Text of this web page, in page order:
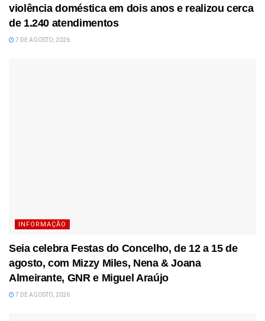
violência doméstica em dois anos e realizou cerca
de 1.240 atendimentos
7 DE AGOSTO, 2026
INFORMAÇÃO
Seia celebra Festas do Concelho, de 12 a 15 de
agosto, com Mizzy Miles, Nena & Joana
Almeirante, GNR e Miguel Araújo
7 DE AGOSTO, 2026